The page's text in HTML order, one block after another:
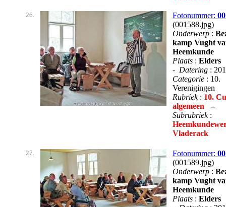
26. Fotonummer:
(001588.jpg)
Onderwerp :
kamp Vught
Heemkunde
Plaats : Elders
- Datering :
Categorie : 10.
Verenigingen
Rubriek : 10.
algemeen --
Subrubriek :
Vladerack
27. Fotonummer:
(001589.jpg)
Onderwerp :
kamp Vught
Heemkunde
Plaats : Elders